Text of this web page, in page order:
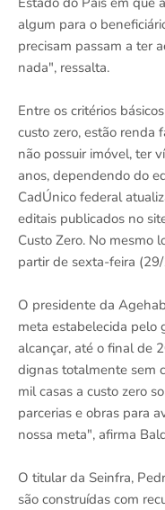
algum para o
precisam passam a ter
nada", ressalta.
Entre os critérios
custo zero, estão renda
não possuir imóvel, ter
anos, dependendo do
CadÚnico federal
editais publicados no
Custo Zero. No mesmo
partir de sexta-feira
O presidente da
meta estabelecida pelo
alcançar, até o final de
dignas totalmente sem
mil casas a custo zero
parcerias e obras para
nossa meta", afirma
O titular da Seinfra,
são construídas com